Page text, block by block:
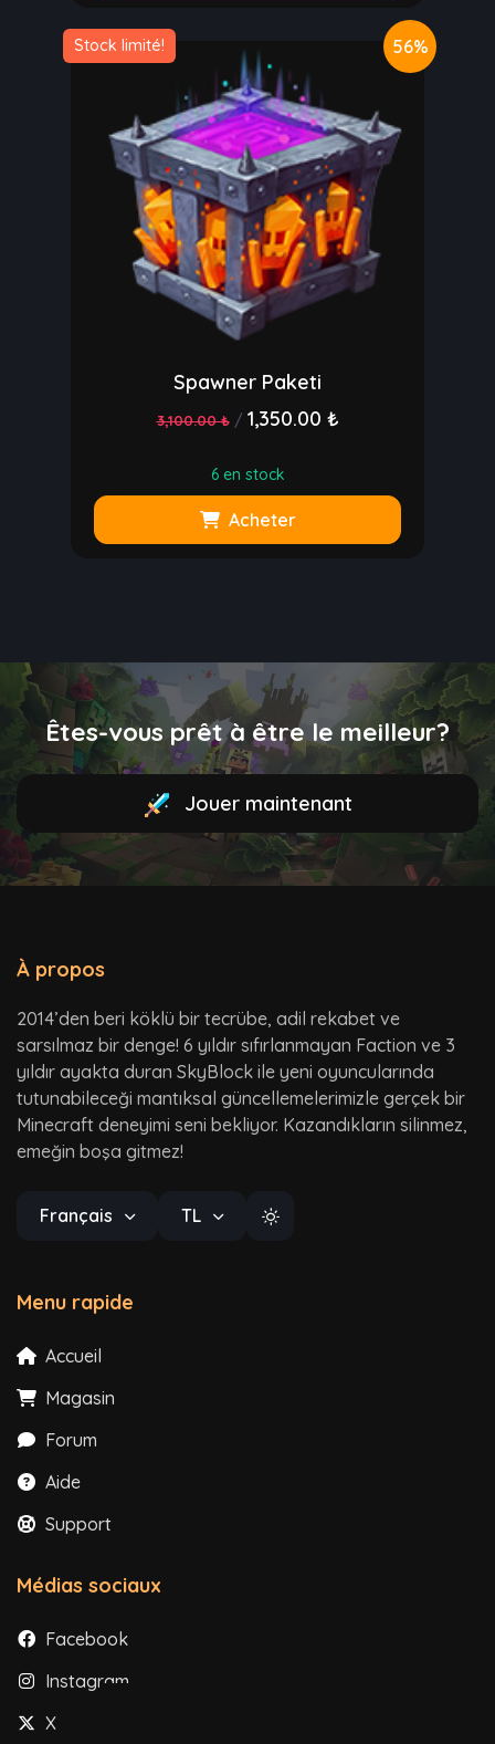
Stock limité! 56%
Spawner Paketi
3,100.00 ₺ / 1,350.00 ₺
6 en stock
Acheter
Êtes-vous prêt à être le meilleur?
Jouer maintenant
À propos
2014’den beri köklü bir tecrübe, adil rekabet ve
sarsılmaz bir denge! 6 yıldır sıfırlanmayan Faction ve 3
yıldır ayakta duran SkyBlock ile yeni oyuncularında
tutunabileceği mantıksal güncellemelerimizle gerçek bir
Minecraft deneyimi seni bekliyor. Kazandıkların silinmez,
emeğin boşa gitmez!
Français TL
Menu rapide
Accueil
Magasin
Forum
Aide
Support
Médias sociaux
Facebook
Instagram
X